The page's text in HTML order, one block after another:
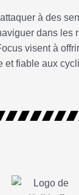
à des
dans les
visent à
et fiable aux